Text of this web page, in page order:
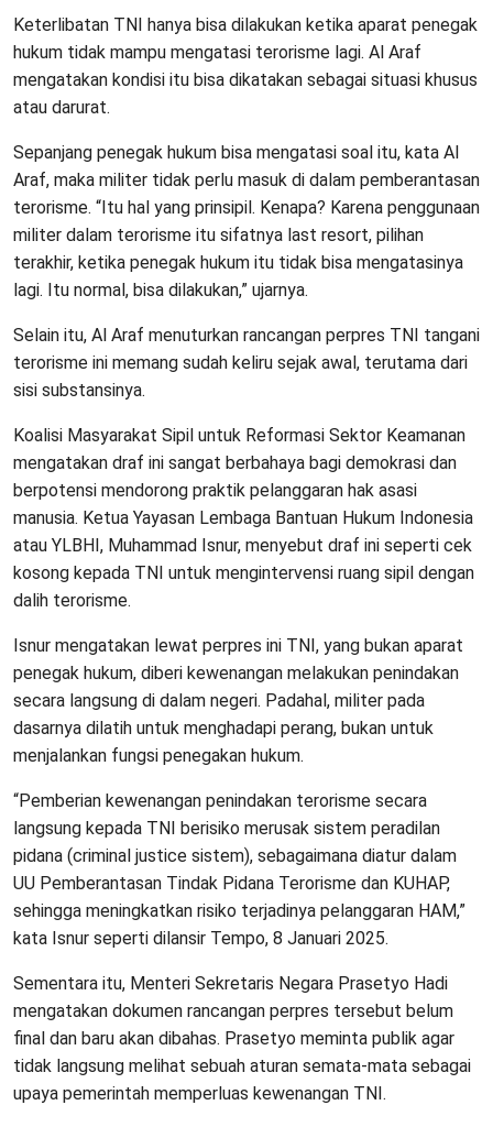
Keterlibatan TNI hanya bisa dilakukan ketika aparat penegak
hukum tidak mampu mengatasi terorisme lagi. Al Araf
mengatakan kondisi itu bisa dikatakan sebagai situasi khusus
atau darurat.
Sepanjang penegak hukum bisa mengatasi soal itu, kata Al
Araf, maka militer tidak perlu masuk di dalam pemberantasan
terorisme. “Itu hal yang prinsipil. Kenapa? Karena penggunaan
militer dalam terorisme itu sifatnya last resort, pilihan
terakhir, ketika penegak hukum itu tidak bisa mengatasinya
lagi. Itu normal, bisa dilakukan,” ujarnya.
Selain itu, Al Araf menuturkan rancangan perpres TNI tangani
terorisme ini memang sudah keliru sejak awal, terutama dari
sisi substansinya.
Koalisi Masyarakat Sipil untuk Reformasi Sektor Keamanan
mengatakan draf ini sangat berbahaya bagi demokrasi dan
berpotensi mendorong praktik pelanggaran hak asasi
manusia. Ketua Yayasan Lembaga Bantuan Hukum Indonesia
atau YLBHI, Muhammad Isnur, menyebut draf ini seperti cek
kosong kepada TNI untuk mengintervensi ruang sipil dengan
dalih terorisme.
Isnur mengatakan lewat perpres ini TNI, yang bukan aparat
penegak hukum, diberi kewenangan melakukan penindakan
secara langsung di dalam negeri. Padahal, militer pada
dasarnya dilatih untuk menghadapi perang, bukan untuk
menjalankan fungsi penegakan hukum.
“Pemberian kewenangan penindakan terorisme secara
langsung kepada TNI berisiko merusak sistem peradilan
pidana (criminal justice sistem), sebagaimana diatur dalam
UU Pemberantasan Tindak Pidana Terorisme dan KUHAP,
sehingga meningkatkan risiko terjadinya pelanggaran HAM,”
kata Isnur seperti dilansir Tempo, 8 Januari 2025.
Sementara itu, Menteri Sekretaris Negara Prasetyo Hadi
mengatakan dokumen rancangan perpres tersebut belum
final dan baru akan dibahas. Prasetyo meminta publik agar
tidak langsung melihat sebuah aturan semata-mata sebagai
upaya pemerintah memperluas kewenangan TNI.